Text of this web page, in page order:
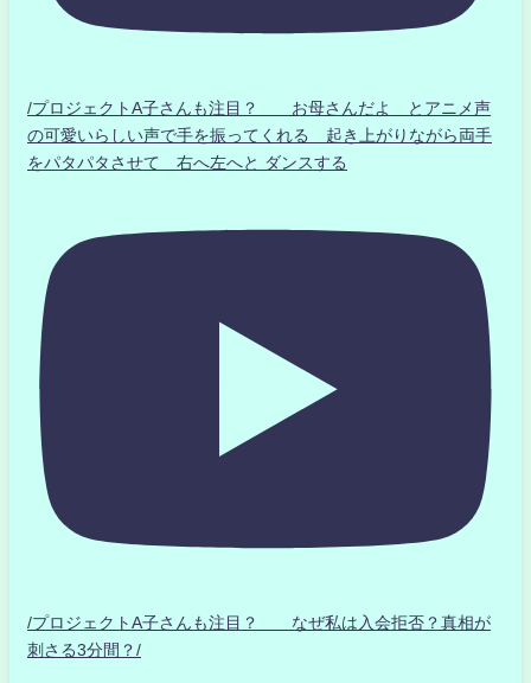
/プロジェクトA子さんも注目？ お母さんだよ とアニメ声
の可愛いらしい声で手を振ってくれる 起き上がりながら両手
をパタパタさせて 右へ左へと ダンスする
/プロジェクトA子さんも注目？ なぜ私は入会拒否？真相が
刺さる3分間？/